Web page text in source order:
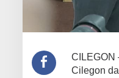
CILEGON
Cilegon